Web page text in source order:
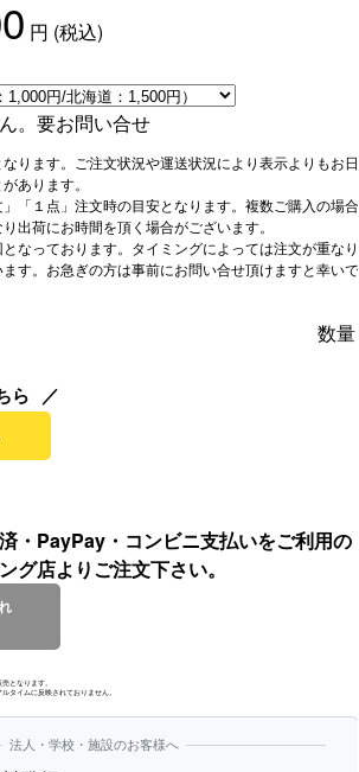
円 (税込)
。要お問い合せ
なります。ご注文状況や運送状況により表示よりもお日
あります。
」「１点」注文時の目安となります。複数ご購入の場合
出荷にお時間を頂く場合がございます。
なっております。タイミングによっては注文が重なり
す。お急ぎの方は事前にお問い合せ頂けますと幸いで
数量
ら
・PayPay・コンビニ支払いをご利用の
グ店よりご注文下さい。
となります。
タイムに反映されておりません。
法人・学校・施設のお客様へ